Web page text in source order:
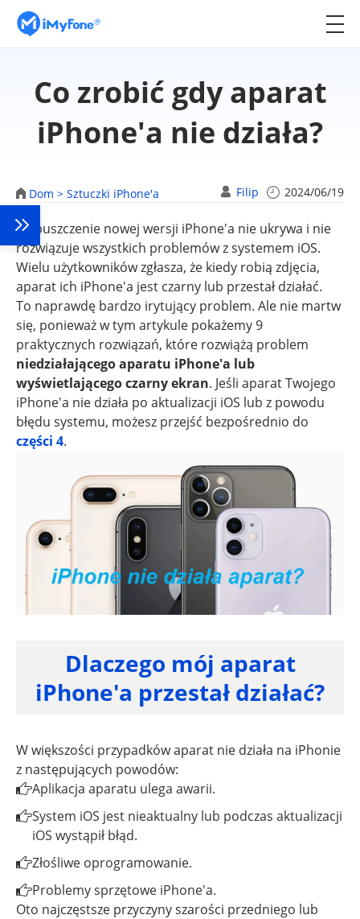
Co zrobić gdy aparat
iPhone'a nie działa?
Dom > Sztuczki iPhone'a Filip 2024/06/19
Wypuszczenie nowej wersji iPhone'a nie ukrywa i nie
rozwiązuje wszystkich problemów z systemem iOS.
Wielu użytkowników zgłasza, że kiedy robią zdjęcia,
aparat ich iPhone'a jest czarny lub przestał działać.
To naprawdę bardzo irytujący problem. Ale nie martw
się, ponieważ w tym artykule pokażemy 9
praktycznych rozwiązań, które rozwiążą problem
niedziałającego aparatu iPhone'a lub
wyświetlającego czarny ekran. Jeśli aparat Twojego
iPhone'a nie działa po aktualizacji iOS lub z powodu
błędu systemu, możesz przejść bezpośrednio do
części 4.
Dlaczego mój aparat
iPhone'a przestał działać?
W większości przypadków aparat nie działa na iPhonie
z następujących powodów:
Aplikacja aparatu ulega awarii.
System iOS jest nieaktualny lub podczas aktualizacji
iOS wystąpił błąd.
Złośliwe oprogramowanie.
Problemy sprzętowe iPhone'a.
Oto najczęstsze przyczyny szarości przedniego lub